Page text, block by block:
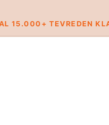
15.000+ TEVREDEN